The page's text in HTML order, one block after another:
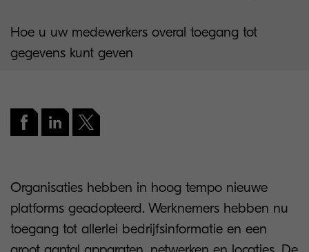
Hoe u uw medewerkers overal toegang tot
gegevens kunt geven
Organisaties hebben in hoog tempo nieuwe
platforms geadopteerd. Werknemers hebben nu
toegang tot allerlei bedrijfsinformatie en een